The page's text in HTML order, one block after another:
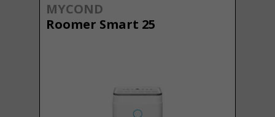
MYCOND
Roomer Smart 25